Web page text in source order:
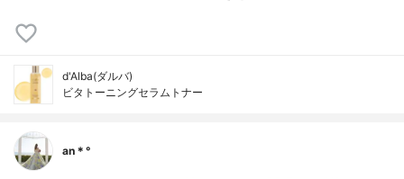
d'Alba(ダルバ)
ビタトーニングセラムトナー
an＊°